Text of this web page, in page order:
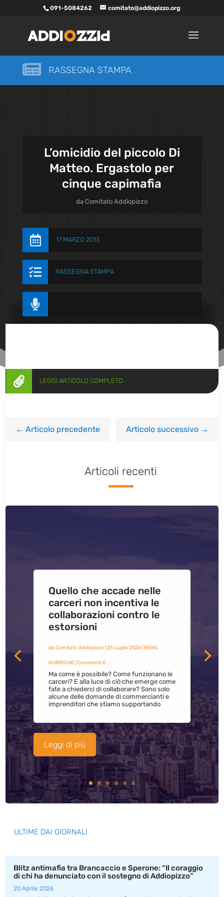
091-5084262 comitato@addiopizzo.org
 RASSEGNA STAMPA
L’omicidio del piccolo Di
Matteo. Ergastolo per
cinque capimafia
daComitato Addiopizzo
 17 MARZO 2013
 RASSEGNA STAMPA

 LEGGI ARTICOLO COMPLETO
←Articolo precedente Articolo successivo→
Articoli recenti
Quello che accade nelle
carceri non incentiva le
collaborazioni contro le
estorsioni
da Comitato Addiopizzo| 25 Luglio 2026| NEWS,
RUBRICHE| Commenti 0
Ma come è possibile? Come funzionano le
carceri? E alla luce di ciò che emerge come
fate a chiederci di collaborare? Sono solo
alcune delle domande di commercianti e
imprenditori che stiamo supportando
Leggi di più
ULTIME DAI GIORNALI
Blitz antimafia tra Brancaccio e Sperone: “Il coraggio
di chi ha denunciato con il sostegno di Addiopizzo”
20 Aprile 2026